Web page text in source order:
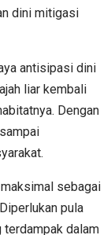
dini mitigasi
antisipasi dini
liar kembali
Dengan
sebagai
pula
terdampak dalam